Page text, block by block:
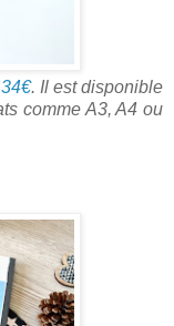
. Il est disponible
comme A3, A4 ou